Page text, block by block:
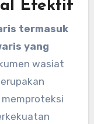
Efektif
termasuk
yang
wasiat